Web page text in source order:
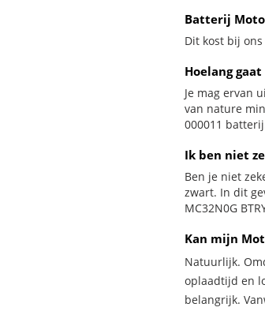
Batterij
Dit kost bij ons
Hoelang
Je mag ervan
van nature
000011
Ik ben niet
Ben je niet
zwart. In dit
MC32N0G
Kan mijn
Natuurlijk.
oplaadtijd en
belangrijk.